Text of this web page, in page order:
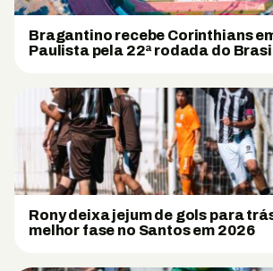
Bragantino recebe Corinthians
Paulista pela 22ª rodada do
Rony deixa jejum de gols para
melhor fase no Santos em 2026